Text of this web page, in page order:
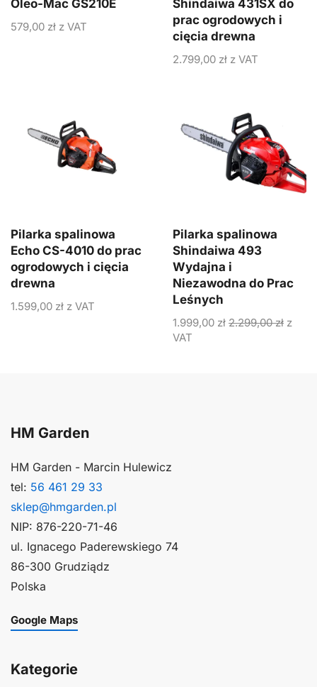
Oleo-Mac GS210E
579,00 zł z VAT
Shindaiwa 431SX do
prac ogrodowych i
cięcia drewna
2.799,00 zł z VAT
Pilarka spalinowa
Echo CS-4010 do prac
ogrodowych i cięcia
drewna
1.599,00 zł z VAT
Pilarka spalinowa
Shindaiwa 493
Wydajna i
Niezawodna do Prac
Leśnych
1.999,00 zł 2.299,00zł z
VAT
HM Garden
HM Garden - Marcin Hulewicz
tel: 56 461 29 33
sklep@hmgarden.pl
NIP: 876-220-71-46
ul. Ignacego Paderewskiego 74
86-300 Grudziądz
Polska
Google Maps
Kategorie